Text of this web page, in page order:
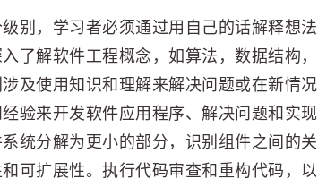
别，学习者必须通过用自己的话解释想
了解软件工程概念，如算法，数据结构，
及使用知识和理解来解决问题或在新情
验来开发软件应用程序、解决问题和实现
统分解为更小的部分，识别组件之间的
可扩展性。执行代码审查和重构代码，